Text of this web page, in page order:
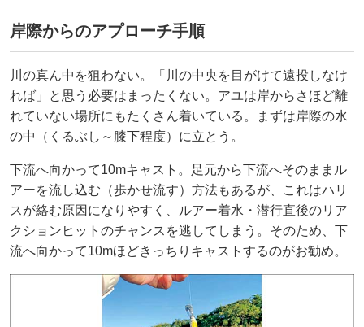
岸際からのアプローチ手順
川の真ん中を狙わない。「川の中央を目がけて遠投しなけ
れば」と思う必要はまったくない。アユは岸からさほど離
れていない場所にもたくさん着いている。まずは岸際の水
の中（くるぶし～膝下程度）に立とう。
下流へ向かって10mキャスト。足元から下流へそのままル
アーを流し込む（歩かせ流す）方法もあるが、これはハリ
スが絡む原因になりやすく、ルアー着水・潜行直後のリア
クションヒットのチャンスを逃してしまう。そのため、下
流へ向かって10mほどきっちりキャストするのがお勧め。